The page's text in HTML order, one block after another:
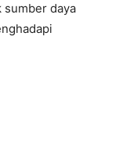
sumber daya